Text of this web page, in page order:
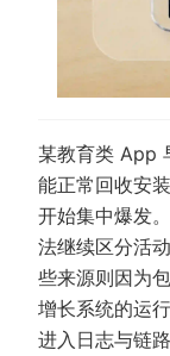
某教育类 App
能正常回收安
开始集中爆发
法继续区分活
些来源则因为
增长系统的运行
进入日志与链